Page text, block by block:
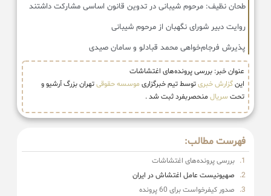
طحان‌ نظیف: مرحوم شیبانی در تدوین قانون اساسی مشارکت داشتند
روایت دبیر شورای نگهبان از مرحوم شیبانی
پذیرش فرجام‌خواهی محمد قبادلو و سامان صیدی
عنوان خبر: بررسی پرونده‌های اغتشاشات
اینگزارش خبریتوسط تیم خبرگزاری موسسه حقوقیتهران بزرگ آرشیو و
تحت سریالمنحصربفرد ثبت شد .
فهرست مطالب:
بررسی پرونده‌های اغتشاشات
صهیونیست عامل اغتشاش در ایران
صدور کیفرخواست برای 60 پرونده